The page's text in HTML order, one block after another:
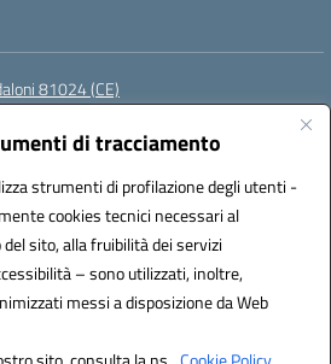
di tracciamento
strumenti di profilazione degli utenti -
cookies tecnici necessari al
sito, alla fruibilità dei servizi
– sono utilizzati, inoltre,
messi a disposizione da Web
81024 (CE)
ceic8an00r@pec.istruzione.it
Amministrazioni (IPA): icmvce
UFORSV
by 3D Solution S.r.l.